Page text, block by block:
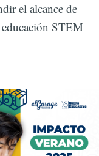
el alcance de
STEM